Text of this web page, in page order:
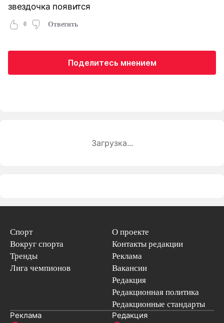
звездочка появится
0 Ответить
Поделитесь мнением
Загрузка...
Спорт
Вокруг спорта
Тренды
Лига чемпионов
О проекте
Контакты редакции
Реклама
Вакансии
Редакция
Редакционная политика
Редакционные стандарты
Реклама Редакция